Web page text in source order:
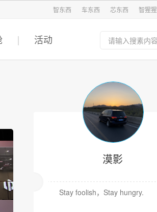
智东西 车东西 芯东西 智猩猩
活动
漠影
Stay foolish，Stay hungry.